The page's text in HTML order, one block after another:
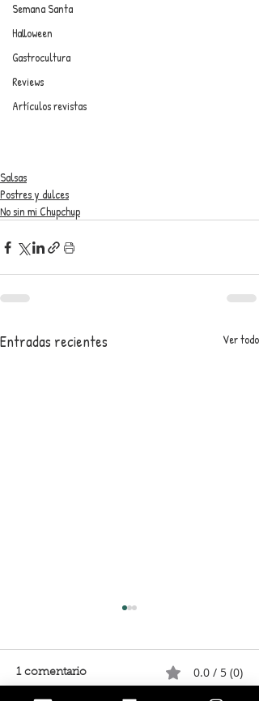
Semana Santa
Halloween
Gastrocultura
Reviews
Artículos revistas
Salsas
Postres y dulces
No sin mi Chupchup
Entradas recientes Ver todo
1 comentario 0.0 / 5 (0)